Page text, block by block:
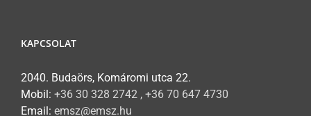
KAPCSOLAT
2040. Budaörs, Komáromi utca 22.
Mobil: +36 30 328 2742 , +36 70 647 4730
Email: emsz@emsz.hu